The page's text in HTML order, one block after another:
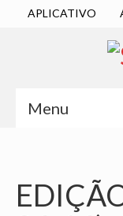
APLICATIVO
Menu
SINDICATO